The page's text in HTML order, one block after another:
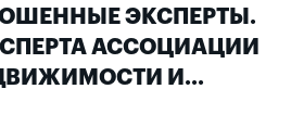
ЭКСПЕРТЫ.
АССОЦИАЦИИ
И...